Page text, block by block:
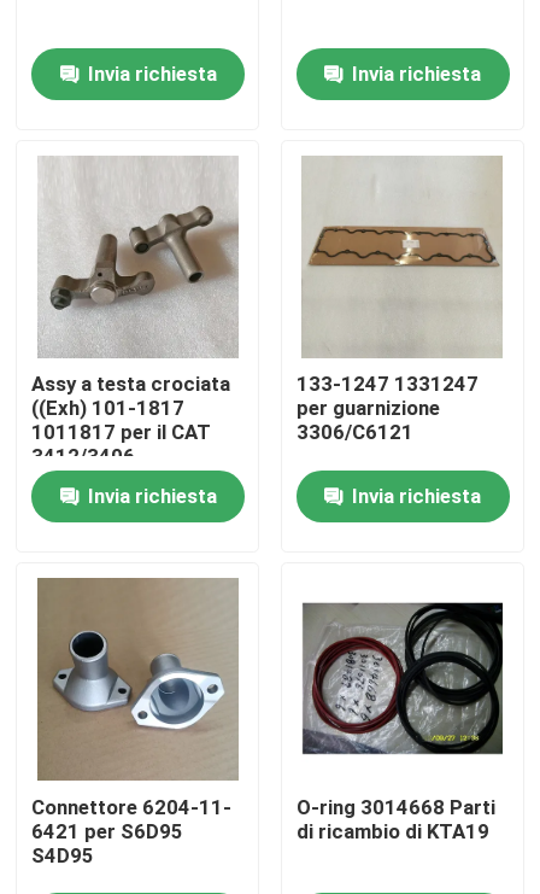
Prodotti
Video
Chi Siamo
Visita alla fabbrica
Controllo della qualità
Contattaci
scarica
Invia richiesta Invia richiesta
Assy a testa crociata
((Exh) 101-1817
1011817 per il CAT
3412/3406
Invia richiesta
133-1247 1331247
per guarnizione
3306/C6121
Invia richiesta
Connettore 6204-11-
6421 per S6D95
S4D95
O-ring 3014668 Parti
di ricambio di KTA19